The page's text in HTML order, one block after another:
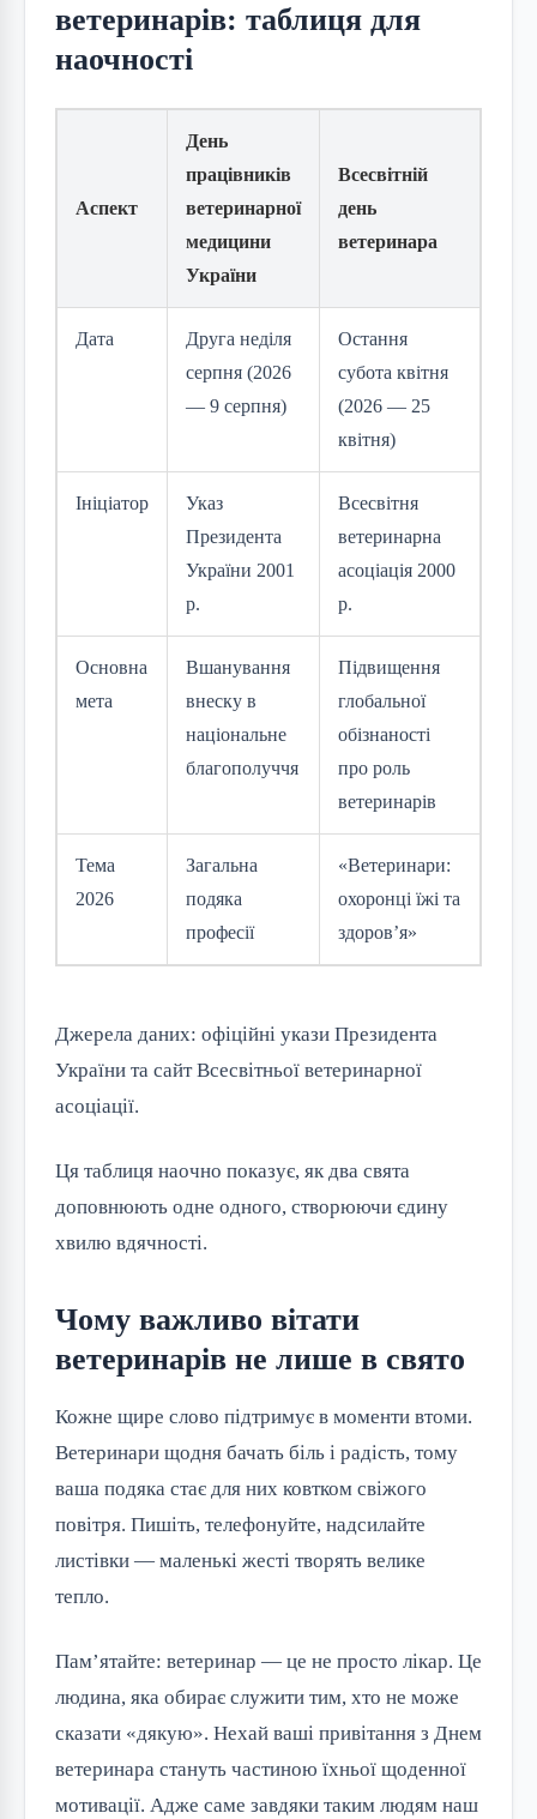
ветеринарів: таблиця для
наочності
Аспект
День
працівників
ветеринарної
медицини
України
Всесвітній
день
ветеринара
Дата
Друга неділя
серпня (2026
— 9 серпня)
Остання
субота квітня
(2026 — 25
квітня)
Ініціатор
Указ
Президента
України 2001
р.
Всесвітня
ветеринарна
асоціація 2000
р.
Основна
мета
Вшанування
внеску в
національне
благополуччя
Підвищення
глобальної
обізнаності
про роль
ветеринарів
Тема
2026
Загальна
подяка
професії
«Ветеринари:
охоронці їжі та
здоров’я»
Джерела даних: офіційні укази Президента
України та сайт Всесвітньої ветеринарної
асоціації.
Ця таблиця наочно показує, як два свята
доповнюють одне одного, створюючи єдину
хвилю вдячності.
Чому важливо вітати
ветеринарів не лише в свято
Кожне щире слово підтримує в моменти втоми.
Ветеринари щодня бачать біль і радість, тому
ваша подяка стає для них ковтком свіжого
повітря. Пишіть, телефонуйте, надсилайте
листівки — маленькі жесті творять велике
тепло.
Пам’ятайте: ветеринар — це не просто лікар. Це
людина, яка обирає служити тим, хто не може
сказати «дякую». Нехай ваші привітання з Днем
ветеринара стануть частиною їхньої щоденної
мотивації. Адже саме завдяки таким людям наш